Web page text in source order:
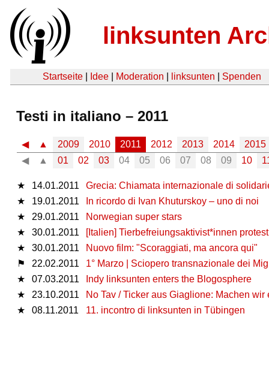
linksunten
Startseite Idee Moderation linksunten Spenden
Testi in italiano – 2011
◀ ▲ 2009 2010 2011 2012 2013 2014
2015
◀
▲ 01 02 03 04 05 06 07 08 09 10
★ 14.01.2011
Grecia: Chiamata internazionale di
★
19.01.2011
In ricordo di Ivan Khuturskoy – uno di noi
★
29.01.2011
Norwegian super stars
★
30.01.2011
[Italien] Tierbefreiungsaktivist*innen
★
30.01.2011
Nuovo film: "Scoraggiati, ma ancora qui"
⚑
22.02.2011
1° Marzo | Sciopero transnazionale dei
★
07.03.2011
Indy linksunten enters the Blogosphere
★
23.10.2011
No Tav / Ticker aus Giaglione: Machen wir
★
08.11.2011 11. incontro di linksunten in Tübingen